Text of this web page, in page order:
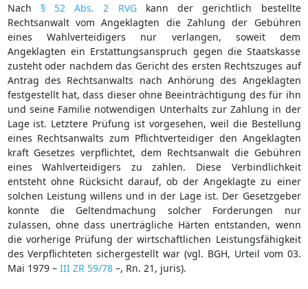
Nach § 52 Abs. 2 RVGkann der gerichtlich bestellte
Rechtsanwalt vom Angeklagten die Zahlung der Gebühren
eines Wahlverteidigers nur verlangen, soweit dem
Angeklagten ein Erstattungsanspruch gegen die Staatskasse
zusteht oder nachdem das Gericht des ersten Rechtszuges auf
Antrag des Rechtsanwalts nach Anhörung des Angeklagten
festgestellt hat, dass dieser ohne Beeinträchtigung des für ihn
und seine Familie notwendigen Unterhalts zur Zahlung in der
Lage ist. Letztere Prüfung ist vorgesehen, weil die Bestellung
eines Rechtsanwalts zum Pflichtverteidiger den Angeklagten
kraft Gesetzes verpflichtet, dem Rechtsanwalt die Gebühren
eines Wahlverteidigers zu zahlen. Diese Verbindlichkeit
entsteht ohne Rücksicht darauf, ob der Angeklagte zu einer
solchen Leistung willens und in der Lage ist. Der Gesetzgeber
konnte die Geltendmachung solcher Forderungen nur
zulassen, ohne dass unerträgliche Härten entstanden, wenn
die vorherige Prüfung der wirtschaftlichen Leistungsfähigkeit
des Verpflichteten sichergestellt war (vgl. BGH, Urteil vom 03.
Mai 1979 – III ZR 59/78–, Rn. 21, juris).